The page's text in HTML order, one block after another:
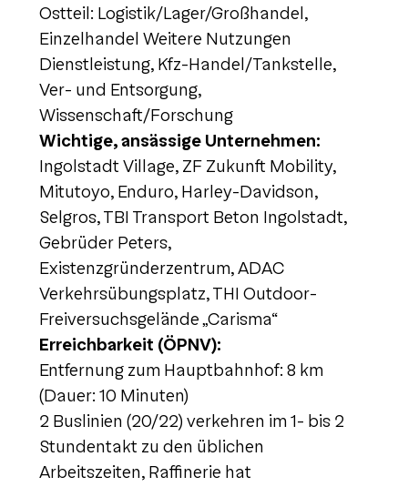
Ostteil: Logistik/Lager/Großhandel,
Einzelhandel Weitere Nutzungen
Dienstleistung, Kfz-Handel/Tankstelle,
Ver- und Entsorgung,
Wissenschaft/Forschung
Wichtige, ansässige Unternehmen:
Ingolstadt Village, ZF Zukunft Mobility,
Mitutoyo, Enduro, Harley-Davidson,
Selgros, TBI Transport Beton Ingolstadt,
Gebrüder Peters,
Existenzgründerzentrum, ADAC
Verkehrsübungsplatz, THI Outdoor-
Freiversuchsgelände „Carisma“
Erreichbarkeit (ÖPNV):
Entfernung zum Hauptbahnhof: 8 km
(Dauer: 10 Minuten)
2 Buslinien (20/22) verkehren im 1- bis 2
Stundentakt zu den üblichen
Arbeitszeiten, Raffinerie hat